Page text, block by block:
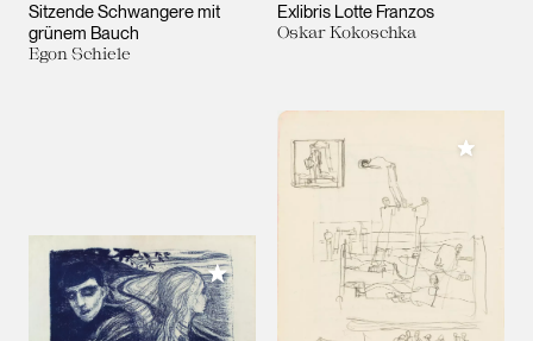
Sitzende Schwangere mit
grünem Bauch
Egon Schiele
Exlibris Lotte Franzos
Oskar Kokoschka
Meiner Sammlung hinzufügen
Meiner